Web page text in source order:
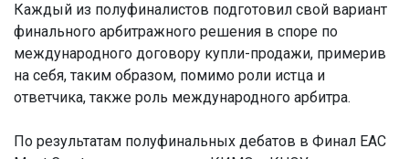
Каждый из полуфиналистов подготовил свой вариант
финального арбитражного решения в споре по
международного договору купли-продажи, примерив
на себя, таким образом, помимо роли истца и
ответчика, также роль международного арбитра.
По результатам полуфинальных дебатов в Финал EAC